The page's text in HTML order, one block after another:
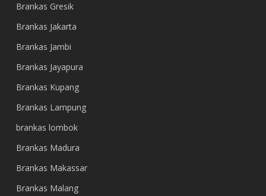
Brankas Gresik
Brankas Jakarta
Brankas Jambi
Brankas Jayapura
Brankas Kupang
Brankas Lampung
brankas lombok
Brankas Madura
Brankas Makassar
Brankas Malang